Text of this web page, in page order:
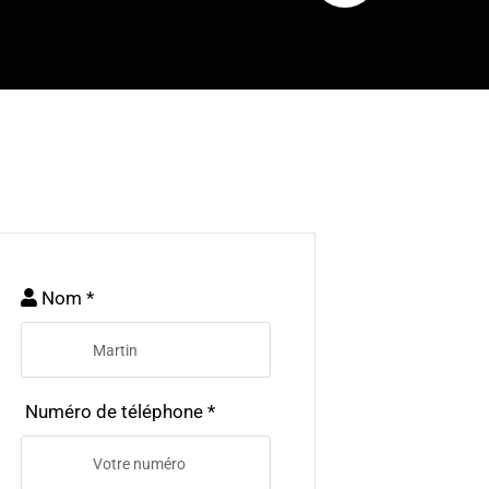
Nom *
Numéro de téléphone *